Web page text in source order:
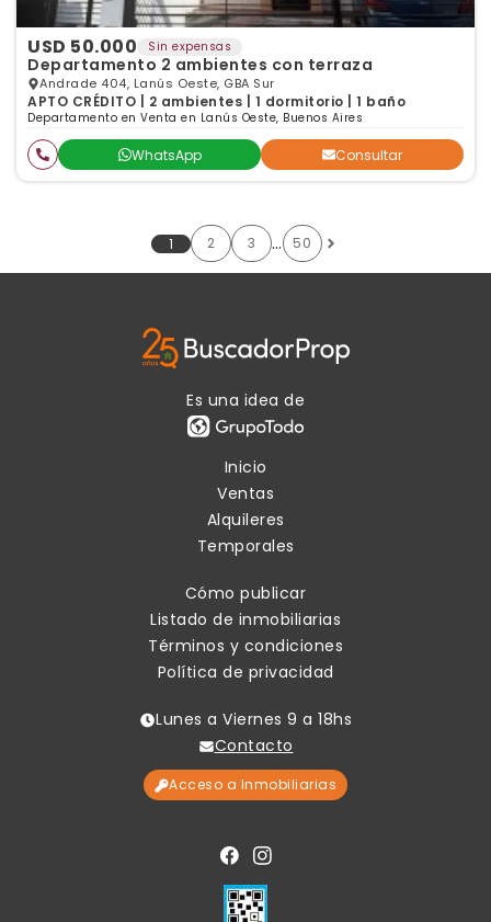
USD 50.000 Sin expensas
Departamento 2 ambientes con terraza
Andrade 404, Lanús Oeste, GBA Sur
APTO CRÉDITO | 2 ambientes | 1 dormitorio | 1 baño
Departamento en Venta en Lanús Oeste, Buenos Aires
WhatsApp Consultar
1 2 3 … 50
Es una idea de
Inicio
Ventas
Alquileres
Temporales
Cómo publicar
Listado de inmobiliarias
Términos y condiciones
Política de privacidad
Lunes a Viernes 9 a 18hs
Contacto
Acceso a Inmobiliarias